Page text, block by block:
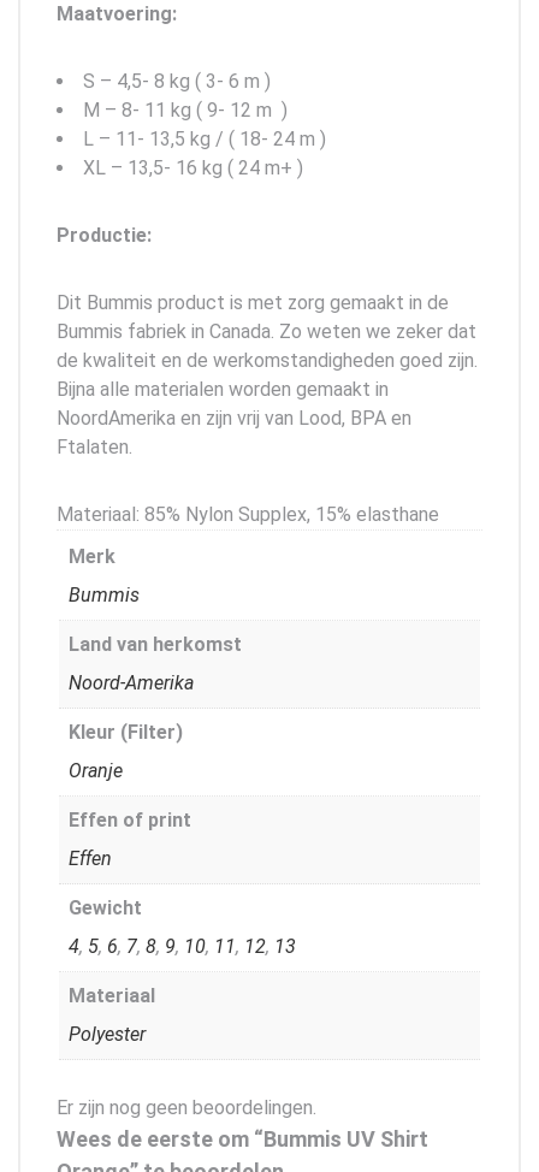
Maatvoering:
S – 4,5- 8 kg ( 3- 6 m )
M – 8- 11 kg ( 9- 12 m )
L – 11- 13,5 kg / ( 18- 24 m )
XL – 13,5- 16 kg ( 24 m+ )
Productie:
Dit Bummis product is met zorg gemaakt in de
Bummis fabriek in Canada. Zo weten we zeker dat
de kwaliteit en de werkomstandigheden goed zijn.
Bijna alle materialen worden gemaakt in
NoordAmerika en zijn vrij van Lood, BPA en
Ftalaten.
Materiaal: 85% Nylon Supplex, 15% elasthane
Merk
Bummis
Land van herkomst
Noord-Amerika
Kleur (Filter)
Oranje
Effen of print
Effen
Gewicht
4, 5, 6, 7, 8, 9, 10, 11, 12, 13
Materiaal
Polyester
Er zijn nog geen beoordelingen.
Wees de eerste om “Bummis UV Shirt